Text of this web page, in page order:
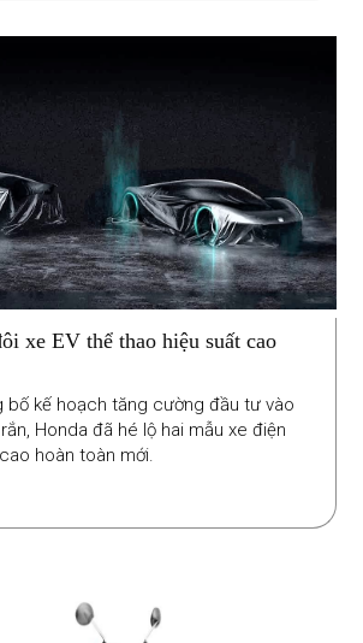
xe EV thể thao hiệu suất cao
bố kế hoạch tăng cường đầu tư vào
Honda đã hé lộ hai mẫu xe điện
hoàn toàn mới.